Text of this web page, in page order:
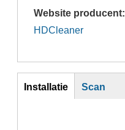
Website producent:
HDCleaner
Inst
Installatie
Scan